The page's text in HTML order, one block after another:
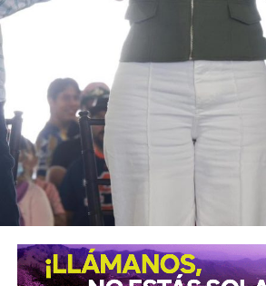
El periodismo se firma: